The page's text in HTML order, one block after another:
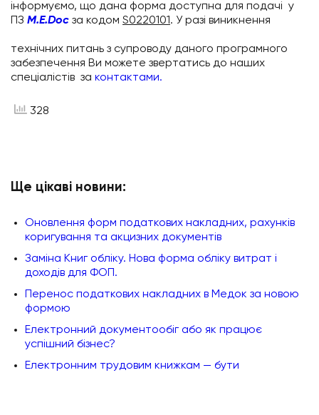
інформуємо, що дана форма доступна для подачі у
ПЗ M.E.Doc за кодом S0220101. У разі виникнення
технічних питань з супроводу даного програмного
забезпечення Ви можете звертатись до наших
спеціалістів за контактами.
328
Ще цікаві новини:
Оновлення форм податкових накладних, рахунків
коригування та акцизних документів
Заміна Книг обліку. Нова форма обліку витрат і
доходів для ФОП.
Перенос податкових накладних в Медок за новою
формою
Електронний документообіг або як працює
успішний бізнес?
Електронним трудовим книжкам — бути